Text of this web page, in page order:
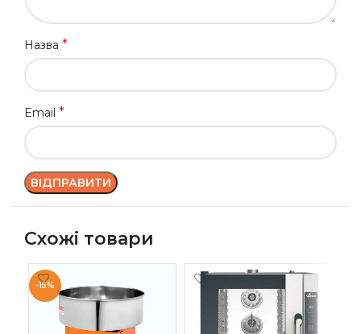
Назва *
Email *
Схожі товари
-15%